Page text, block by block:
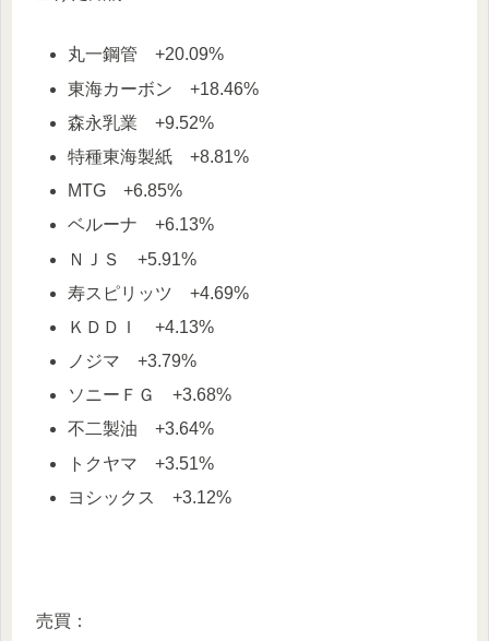
丸一鋼管 +20.09%
東海カーボン +18.46%
森永乳業 +9.52%
特種東海製紙 +8.81%
MTG +6.85%
ベルーナ +6.13%
ＮＪＳ +5.91%
寿スピリッツ +4.69%
ＫＤＤＩ +4.13%
ノジマ +3.79%
ソニーＦＧ +3.68%
不二製油 +3.64%
トクヤマ +3.51%
ヨシックス +3.12%
売買：